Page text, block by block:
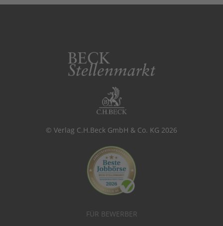
© Verlag C.H.Beck GmbH & Co. KG 2026
FÜR BEWERBER